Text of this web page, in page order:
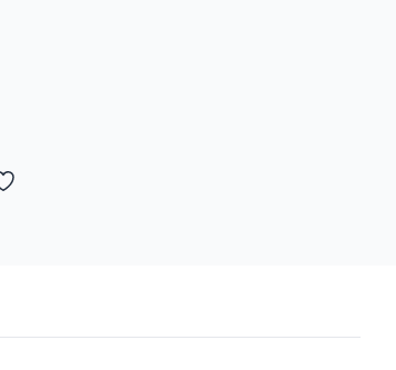
Dodaj u omiljene